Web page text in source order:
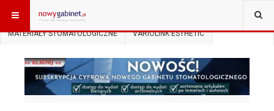
JESTEŚ TUTAJ: START
MATERIAŁY STOMATOLOGICZNE VARIOLINK ESTHETIC